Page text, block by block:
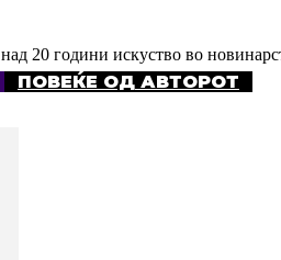
20 години искуство во
ПОВЕЌЕ ОД АВТОРОТ